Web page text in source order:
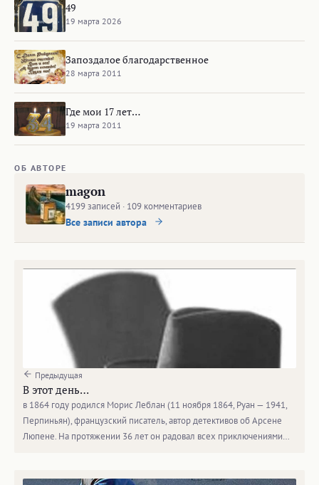
49
19 марта 2026
Запоздалое благодарственное
28 марта 2011
Где мои 17 лет…
19 марта 2011
ОБ АВТОРЕ
magon
4199 записей · 109 комментариев
Все записи автора
Предыдущая
В этот день…
в 1864 году родился Морис Леблан (11 ноября 1864, Руан — 1941,
Перпиньян), французский писатель, автор детективов об Арсене
Люпене. На протяжении 36 лет он радовал всех приключениями…